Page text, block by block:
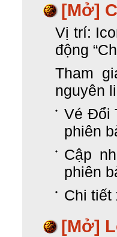
[Mở]
Vị trí:
động
Tham
nguyên
Vé Đổi
phiên
Cập
phiên
Chi tiết
[Mở]